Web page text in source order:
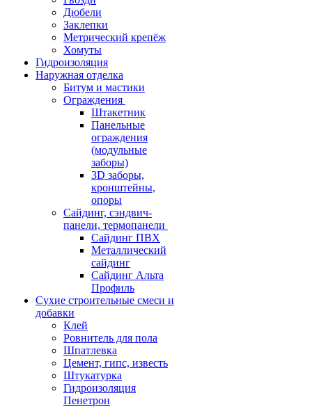
Дюбели
Заклепки
Метрический крепёж
Хомуты
Гидроизоляция
Наружная отделка
Битум и мастики
Ограждения
Штакетник
Панельные
ограждения
(модульные
заборы)
3D заборы,
кронштейны,
опоры
Cайдинг, сэндвич-
панели, термопанели
Сайдинг ПВХ
Металлический
сайдинг
Сайдинг Альта
Профиль
Сухие строительные смеси и
добавки
Клей
Ровнитель для пола
Шпатлевка
Цемент, гипс, известь
Штукатурка
Гидроизоляция
Пенетрон